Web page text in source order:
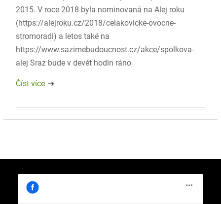
2015. V roce 2018 byla nominovaná na Alej roku
(https://alejroku.cz/2018/celakovicke-ovocne-
stromoradi) a letos také na
https://www.sazimebudoucnost.cz/akce/spolkova-
alej Sraz bude v devět hodin ráno
Číst více